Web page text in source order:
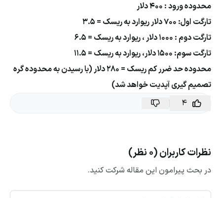
محدوده ورود : 400 دلار
تارگت اول: 700 دلار ریوارد به ریسک = 3.5
تارگت دوم : 1000 دلار ، ریوارد به ریسک = 6.5
تارگت سوم: 1500 دلار، ریوارد به ریسک = 11.5
محدوده حد ضرر کم ریسک = 280 دلار (با رسیدن به محدوده گره
تصمیم گیری آپدیت خواهد شد)
4
نظرات کاربران (0 نظر)
در بحث پیرامون این مقاله شرکت کنید.